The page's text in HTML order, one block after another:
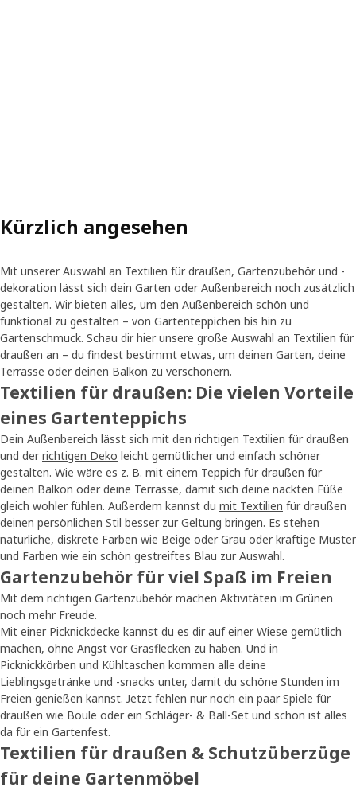
Kürzlich angesehen
Mit unserer Auswahl an Textilien für draußen, Gartenzubehör und -
dekoration lässt sich dein Garten oder Außenbereich noch zusätzlich
gestalten. Wir bieten alles, um den Außenbereich schön und
funktional zu gestalten – von Gartenteppichen bis hin zu
Gartenschmuck. Schau dir hier unsere große Auswahl an Textilien für
draußen an – du findest bestimmt etwas, um deinen Garten, deine
Terrasse oder deinen Balkon zu verschönern.
Textilien für draußen: Die vielen Vorteile
eines Gartenteppichs
Dein Außenbereich lässt sich mit den richtigen Textilien für draußen
und der richtigen Deko leicht gemütlicher und einfach schöner
gestalten. Wie wäre es z. B. mit einem Teppich für draußen für
deinen Balkon oder deine Terrasse, damit sich deine nackten Füße
gleich wohler fühlen. Außerdem kannst du mit Textilien für draußen
deinen persönlichen Stil besser zur Geltung bringen. Es stehen
natürliche, diskrete Farben wie Beige oder Grau oder kräftige Muster
und Farben wie ein schön gestreiftes Blau zur Auswahl.
Gartenzubehör für viel Spaß im Freien
Mit dem richtigen Gartenzubehör machen Aktivitäten im Grünen
noch mehr Freude.
Mit einer Picknickdecke kannst du es dir auf einer Wiese gemütlich
machen, ohne Angst vor Grasflecken zu haben. Und in
Picknickkörben und Kühltaschen kommen alle deine
Lieblingsgetränke und -snacks unter, damit du schöne Stunden im
Freien genießen kannst. Jetzt fehlen nur noch ein paar Spiele für
draußen wie Boule oder ein Schläger- & Ball-Set und schon ist alles
da für ein Gartenfest.
Textilien für draußen & Schutzüberzüge
für deine Gartenmöbel